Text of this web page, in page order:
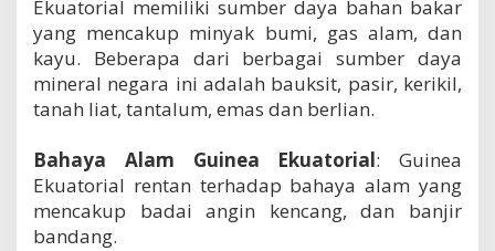
Ekuatorial memiliki sumber daya bahan bakar
yang mencakup minyak bumi, gas alam, dan
kayu. Beberapa dari berbagai sumber daya
mineral negara ini adalah bauksit, pasir, kerikil,
tanah liat, tantalum, emas dan berlian.
Bahaya Alam Guinea Ekuatorial: Guinea
Ekuatorial rentan terhadap bahaya alam yang
mencakup badai angin kencang, dan banjir
bandang.